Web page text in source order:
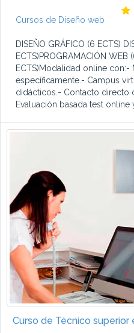
Cursos de Diseño web
DISEÑO GRÁFICO (6 ECTS)
ECTS)PROGRAMACIÓN WEB
ECTS)Modalidad online
específicamente.- Campus
didácticos.- Contacto directo
Evaluación basada test online
Curso de Técnico superior